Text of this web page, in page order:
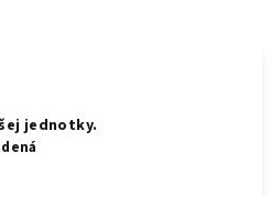
jednotky.